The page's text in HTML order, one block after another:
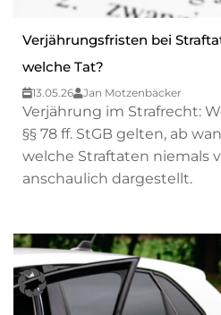
Verjährungsfristen bei
welche Tat?
13.05.26 Jan Motzenbäcker
Verjährung im Strafrecht:
§§ 78 ff. StGB gelten, ab
welche Straftaten niemals
anschaulich dargestellt.